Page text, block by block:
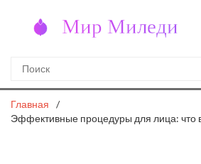
Главная
Эффективные процедуры для лица: что